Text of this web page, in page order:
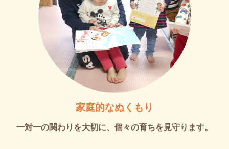
家庭的なぬくもり
一対一の関わりを大切に、個々の育ちを見守ります。